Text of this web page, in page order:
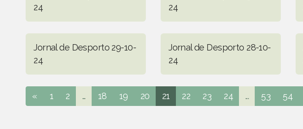
24
24
Jornal de Desporto 29-10-
24
Jornal de Desporto 28-10-
24
« 1 2 ... 18 19 20 21 22 23 24 ... 53 54